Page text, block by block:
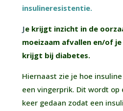
insulineresistentie.
Je krijgt inzicht in de
moeizaam afvallen en/of
krijgt bij diabetes.
Hiernaast zie je hoe
een vingerprik. Dit wordt op
keer gedaan zodat een